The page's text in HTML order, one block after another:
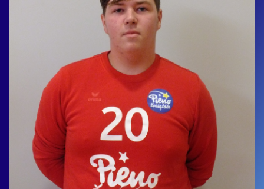
Turnyrinė lentelė